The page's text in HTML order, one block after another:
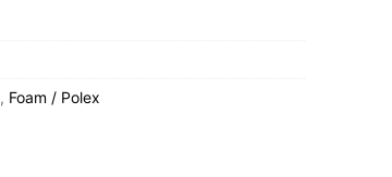
, Foam / Polex